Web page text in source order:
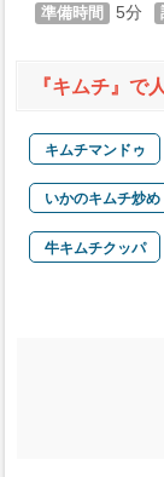
5
『キムチ』で
キムチマンドゥ
いかのキムチ炒め
牛キムチクッパ